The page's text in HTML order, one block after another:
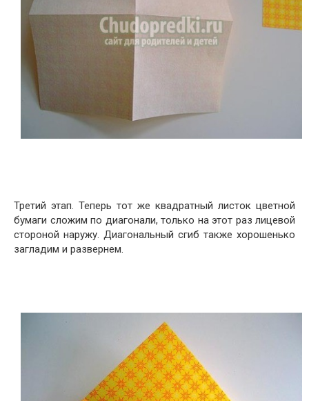
Третий этап. Теперь тот же квадратный листок цветной
бумаги сложим по диагонали, только на этот раз лицевой
стороной наружу. Диагональный сгиб также хорошенько
загладим и развернем.